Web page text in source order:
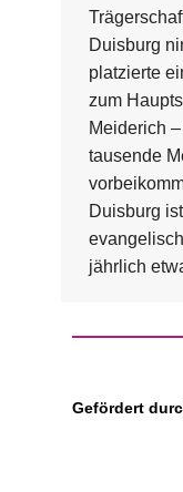
Duisburg
platzierte
zum
Meiderich
tausende
Duisburg
jährlich
Gefördert